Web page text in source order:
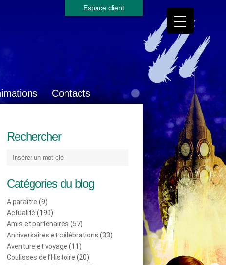
Espace client
Contacts
Rechercher
Catégories du blog
A paraître (9)
Actualité (190)
Amis et partenaires (57)
Anniversaires et célébrations (33)
Aventure et voyage (11)
Coulisses de l’Histoire (20)